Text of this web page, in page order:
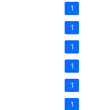
1
1
1
1
1
1